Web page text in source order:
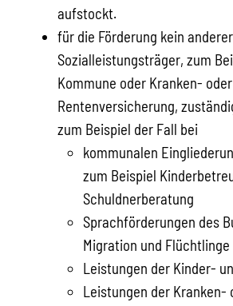
aufstockt.
für die Förderung kein anderer
Sozialleistungsträger, zum
Kommune oder Kranken- oder
Rentenversicherung,
zum Beispiel der Fall bei
kommunalen
zum Beispiel
Schuldnerberatung
Sprachförderungen des
Migration und Flüchtlinge
Leistungen der Kinder-
Leistungen der Kranken-